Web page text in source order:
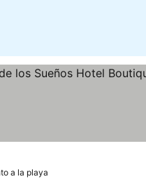
a la playa